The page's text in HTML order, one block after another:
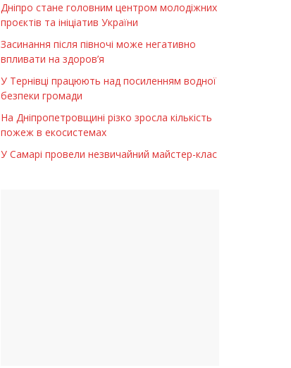
Дніпро стане головним центром молодіжних
проєктів та ініціатив України
Засинання після півночі може негативно
впливати на здоров’я
У Тернівці працюють над посиленням водної
безпеки громади
На Дніпропетровщині різко зросла кількість
пожеж в екосистемах
У Самарі провели незвичайний майстер-клас